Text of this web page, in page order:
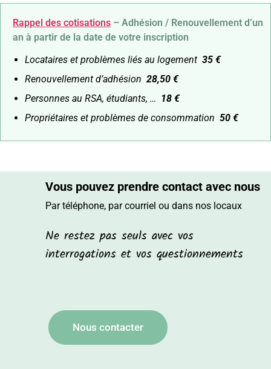
Rappel des cotisations – Adhésion / Renouvellement d’un
an à partir de la date de votre inscription
Locataires et problèmes liés au logement 35 €
Renouvellement d’adhésion 28,50 €
Personnes au RSA, étudiants, … 18 €
Propriétaires et problèmes de consommation 50 €
Vous pouvez prendre contact avec nous
Par téléphone, par courriel ou dans nos locaux
Ne restez pas seuls avec vos
interrogations et vos questionnements
Nous contacter